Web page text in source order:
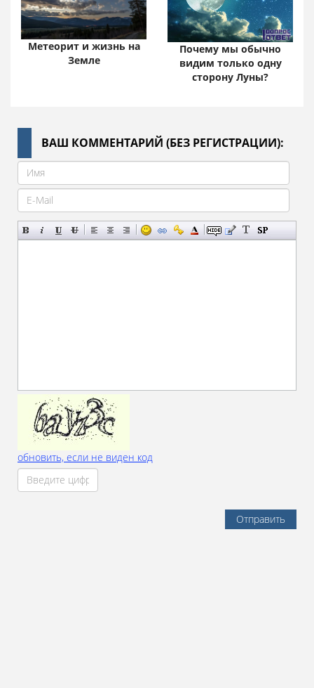
Метеорит и жизнь на
Земле
Почему мы обычно
видим только одну
сторону Луны?
ВАШ КОММЕНТАРИЙ (БЕЗ РЕГИСТРАЦИИ):
обновить, если не виден код
Отправить